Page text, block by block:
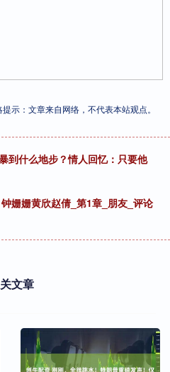
示：文章来自网络，不代表本站观点。
到什么地步？情人回忆：只要他
姗姗黄欣赵倩_第1章_朋友_评论
文章